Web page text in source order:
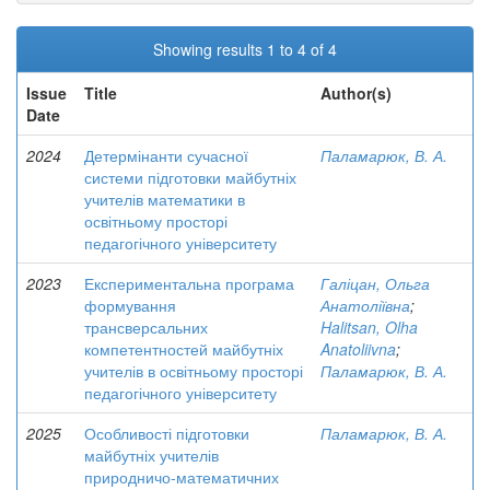
Showing results 1 to 4 of 4
Issue
Date
Title Author(s)
2024
Детермінанти сучасної
системи підготовки майбутніх
учителів математики в
освітньому просторі
педагогічного університету
Паламарюк, В. А.
2023
Експериментальна програма
формування
трансверсальних
компетентностей майбутніх
учителів в освітньому просторі
педагогічного університету
Галіцан, Ольга
Анатоліївна;
Halitsan, Olha
Anatoliivna;
Паламарюк, В. А.
2025
Особливості підготовки
майбутніх учителів
природничо-математичних
Паламарюк, В. А.